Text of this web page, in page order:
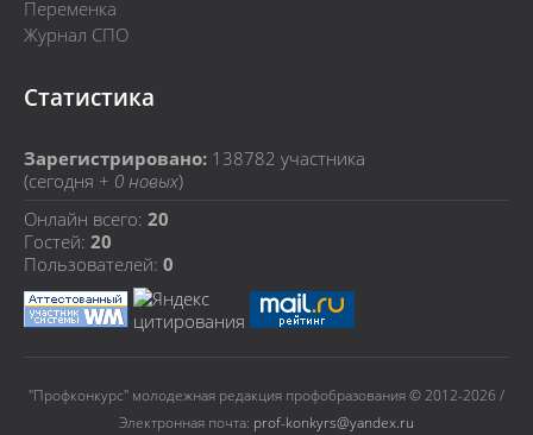
Переменка
Журнал СПО
Статистика
Зарегистрировано: 138782 участника
(сегодня + 0 новых)
Онлайн всего: 20
Гостей: 20
Пользователей: 0
"Профконкурс" молодежная редакция профобразования © 2012-2026 /
Электронная почта: prof-konkyrs@yandex.ru